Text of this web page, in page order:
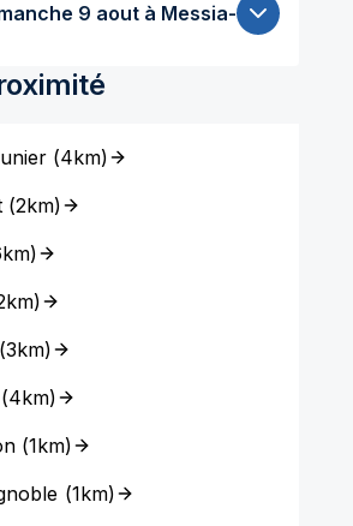
(4km)
(2km)
)
)
3km)
4km)
(1km)
(1km)